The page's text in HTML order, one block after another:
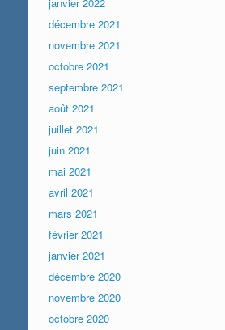
décembre 2021
novembre 2021
octobre 2021
septembre 2021
août 2021
juillet 2021
juin 2021
mai 2021
avril 2021
mars 2021
février 2021
janvier 2021
décembre 2020
novembre 2020
octobre 2020